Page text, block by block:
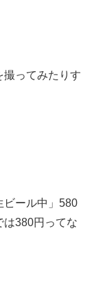
撮ってみたりす
ビール中」580
は380円ってな